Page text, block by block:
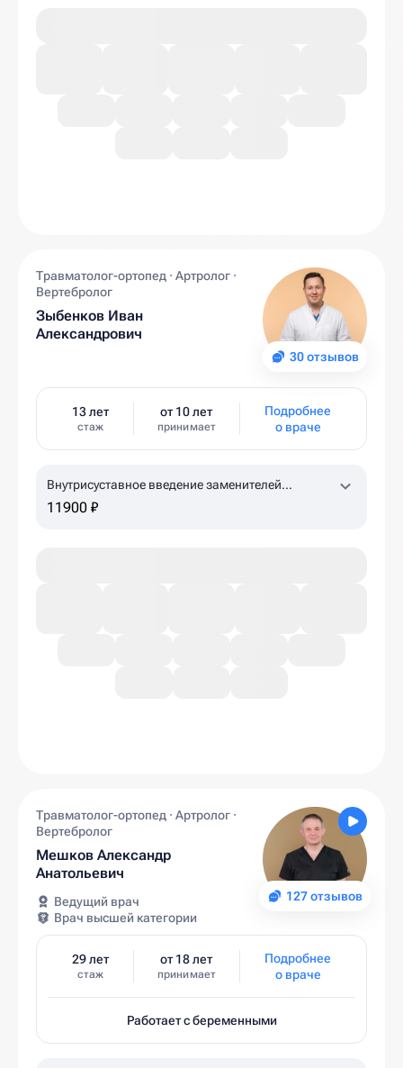
30 отзывов
Травматолог-ортопед · Артролог ·
Вертебролог
Зыбенков Иван
Александрович
13 лет
стаж
от 10 лет
принимает
Подробнее
о враче
Внутрисуставное введение заменителей
синовиальной жидкости Гиалджект (коленный,
11900 ₽
127 отзывов
Травматолог-ортопед · Артролог ·
Вертебролог
Мешков Александр
Анатольевич
Ведущий врач
Врач высшей категории
29 лет
стаж
от 18 лет
принимает
Подробнее
о враче
Работает с беременными